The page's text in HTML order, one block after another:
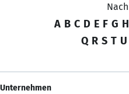
A B C D E F G H
Q R S T U
Unternehmen